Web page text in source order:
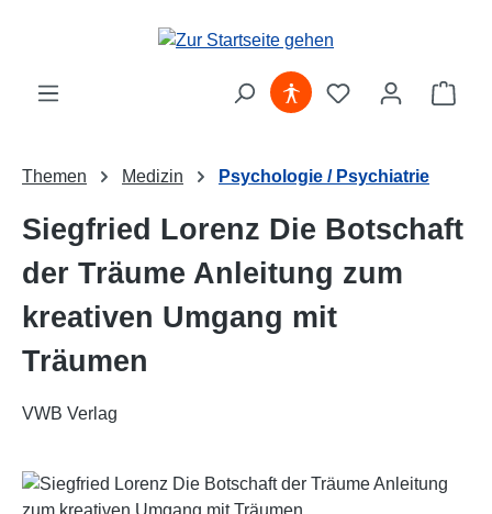
Zum Hauptinhalt springen
Themen Medizin Psychologie / Psychiatrie
Siegfried Lorenz Die Botschaft
der Träume Anleitung zum
kreativen Umgang mit
Träumen
VWB Verlag